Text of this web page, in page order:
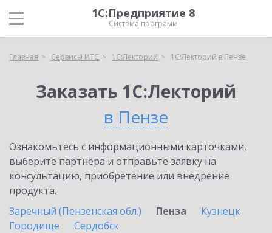
1С:Предприятие 8
Система программ
Главная Сервисы ИТС 1С:Лекторий 1С:Лекторий в Пензе
Заказать 1С:Лекторий
в Пензе
Ознакомьтесь с информационными карточками,
выберите партнёра и отправьте заявку на
консультацию, приобретение или внедрение
продукта.
Заречный (Пензенская обл.)
Пенза
Кузнецк
Городище
Сердобск